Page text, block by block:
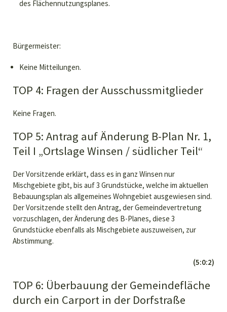
des Flächennutzungsplanes.
Bürgermeister:
Keine Mitteilungen.
TOP 4: Fragen der Ausschussmitglieder
Keine Fragen.
TOP 5: Antrag auf Änderung B-Plan Nr. 1,
Teil I „Ortslage Winsen / südlicher Teil“
Der Vorsitzende erklärt, dass es in ganz Winsen nur
Mischgebiete gibt, bis auf 3 Grundstücke, welche im aktuellen
Bebauungsplan als allgemeines Wohngebiet ausgewiesen sind.
Der Vorsitzende stellt den Antrag, der Gemeindevertretung
vorzuschlagen, der Änderung des B-Planes, diese 3
Grundstücke ebenfalls als Mischgebiete auszuweisen, zur
Abstimmung.
(5:0:2)
TOP 6: Überbauung der Gemeindefläche
durch ein Carport in der Dorfstraße